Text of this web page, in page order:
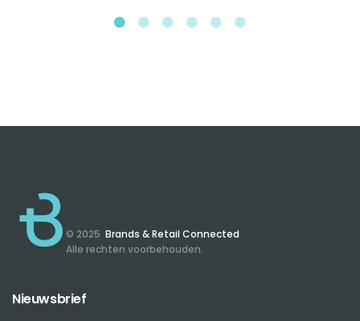
© 2025 Brands & Retail Connected
Alle rechten voorbehouden.
Nieuwsbrief